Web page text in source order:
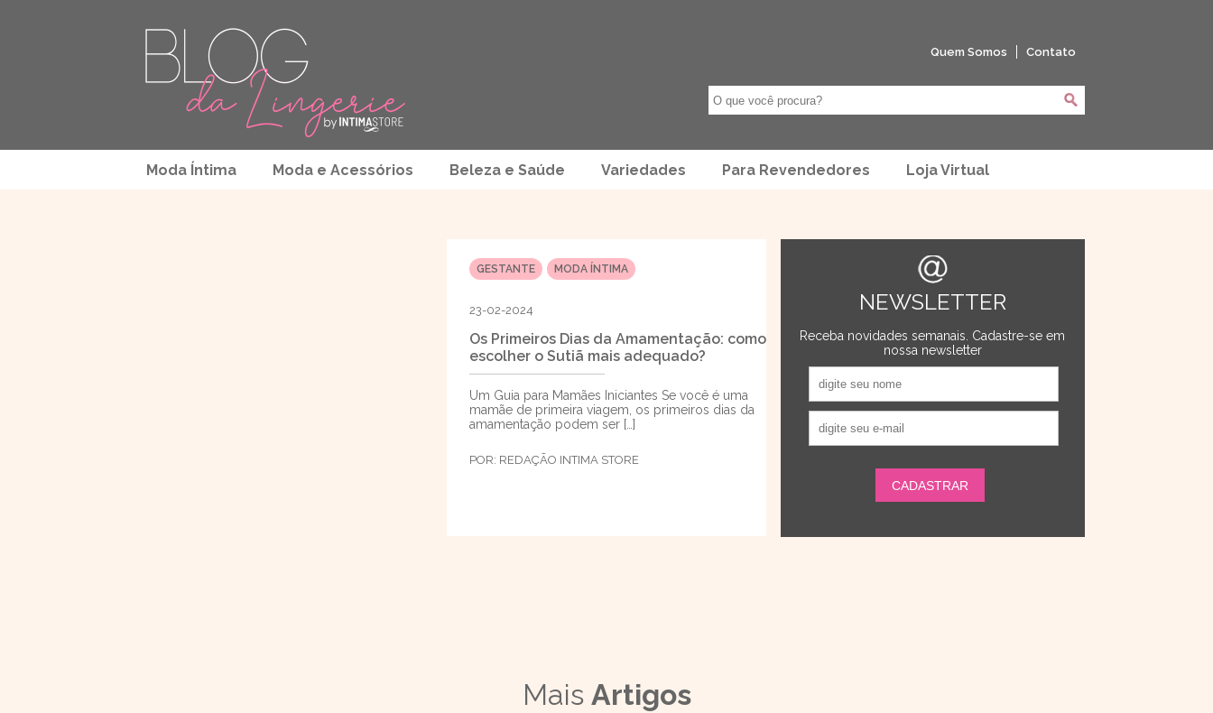
Quem Somos Contato
Moda Íntima Moda e Acessórios Beleza e Saúde Variedades Para Revendedores Loja Virtual
GESTANTE MODA ÍNTIMA
23-02-2024
Os Primeiros Dias da Amamentação: como
escolher o Sutiã mais adequado?
Um Guia para Mamães Iniciantes Se você é uma
mamãe de primeira viagem, os primeiros dias da
amamentação podem ser […]
POR: REDAÇÃO INTIMA STORE
NEWSLETTER
Receba novidades semanais. Cadastre-se em
nossa newsletter
Mais Artigos